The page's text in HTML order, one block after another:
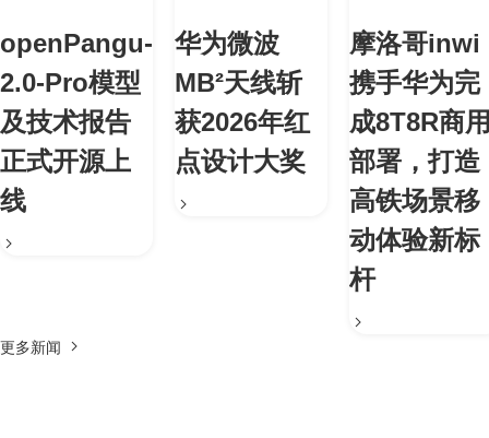
openPangu-
2.0-Pro模型
及技术报告
正式开源上
线
华为微波
MB²天线斩
获2026年红
点设计大奖
摩洛哥inwi
携手华为完
成8T8R商
部署，打造
高铁场景移
动体验新标
杆
更多新闻